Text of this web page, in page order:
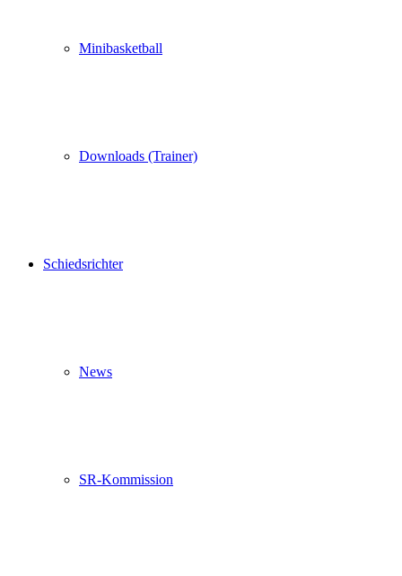
Minibasketball
Downloads (Trainer)
Schiedsrichter
News
SR-Kommission